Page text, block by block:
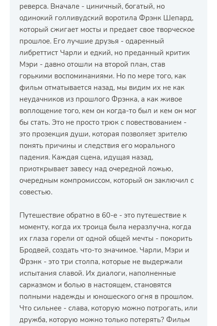
реверса. Вначале - циничный, богатый, но
одинокий голливудский воротила Фрэнк Шепард,
который сжигает мосты и предает свое творческое
прошлое. Его лучшие друзья - одаренный
либреттист Чарли и едкий, но преданный критик
Мэри - давно отошли на второй план, став
горькими воспоминаниями. Но по мере того, как
фильм отматывается назад, мы видим их не как
неудачников из прошлого Фрэнка, а как живое
воплощение того, кем он когда-то был и кем он мог
бы стать. Это не просто трюк с повествованием -
это прозекция души, которая позволяет зрителю
понять причины и следствия его морального
падения. Каждая сцена, идущая назад,
приоткрывает завесу над очередной ложью,
очередным компромиссом, который он заключил с
совестью.
Путешествие обратно в 60-е - это путешествие к
моменту, когда их троица была неразлучна, когда
их глаза горели от одной общей мечты - покорить
Бродвей, создать что-то значимое. Чарли, Мэри и
Фрэнк - это три столпа, которые не выдержали
испытания славой. Их диалоги, наполненные
сарказмом и болью в настоящем, становятся
полными надежды и юношеского огня в прошлом.
Что сильнее - слава, которую можно потрогать, или
дружба, которую можно только потерять? Фильм